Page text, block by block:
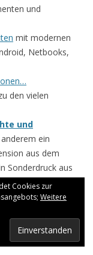
und
mit modernen
Netbooks,
den vielen
und
ein
aus dem
Sonderdruck aus
(EDA) mit
Cookies zur
Weitere